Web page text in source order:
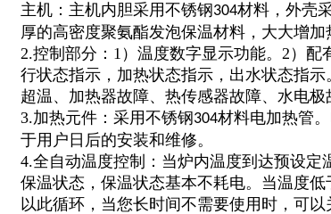
主机：主机内胆采用不锈钢304材料，外壳
厚的高密度聚氨酯发泡保温材料，大大增加
2.控制部分：1）温度数字显示功能。2）
行状态指示，加热状态指示，出水状态指示
超温、加热器故障、热传感器故障、水电极
3.加热元件：采用不锈钢304材料电加热管
于用户日后的安装和维修。
4.全自动温度控制：当炉内温度到达预设
保温状态，保温状态基本不耗电。当温度
以此循环，当您长时间不需要使用时，可以